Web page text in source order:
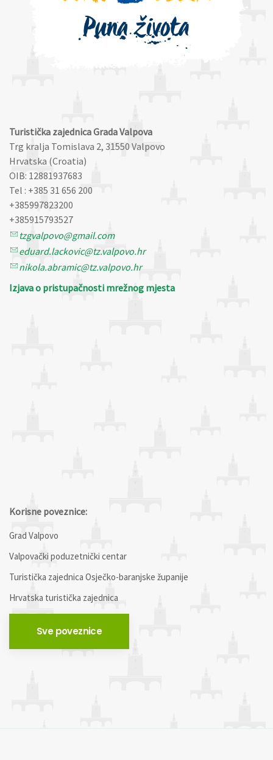
Turistička zajednica Grada Valpova
Trg kralja Tomislava 2, 31550 Valpovo
Hrvatska (Croatia)
OIB: 12881937683
Tel : +385 31 656 200
+385997823200
+385915793527
tzgvalpovo@gmail.com
eduard.lackovic@tz.valpovo.hr
nikola.abramic@tz.valpovo.hr
Izjava o pristupačnosti mrežnog mjesta
Korisne poveznice:
Grad Valpovo
Valpovački poduzetnički centar
Turistička zajednica Osječko-baranjske županije
Hrvatska turistička zajednica
Sve poveznice